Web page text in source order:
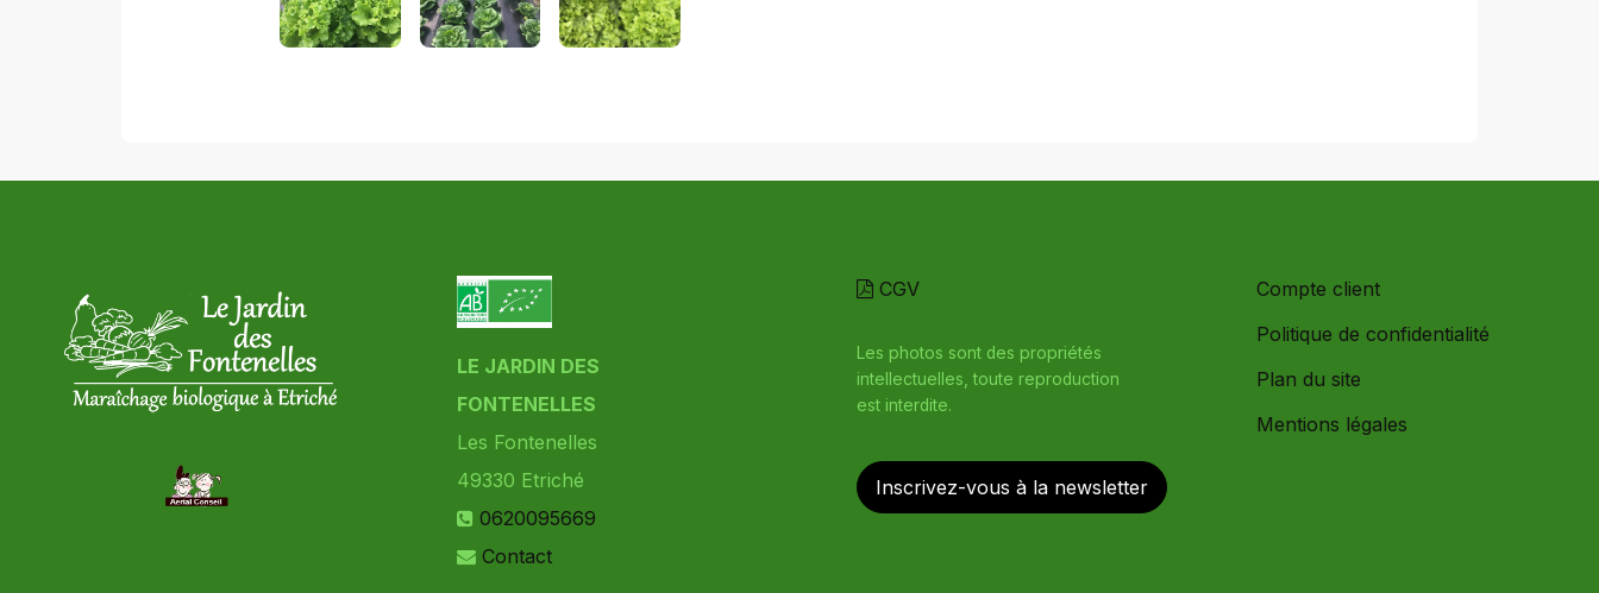
LE JARDIN DES
FONTENELLES
Les Fontenelles
49330 Etriché
0620095669
Contact
CGV
Les photos sont des propriétés
intellectuelles, toute reproduction
est interdite.
Inscrivez-vous à la newsletter
Compte client
Politique de confidentialité
Plan du site
Mentions légales